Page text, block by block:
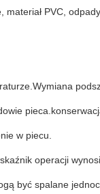
PVC,
w piecu.
operacji
być spalane